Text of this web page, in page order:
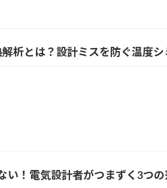
析とは？設計ミスを防ぐ温度シ
い！電気設計者がつまずく3つ